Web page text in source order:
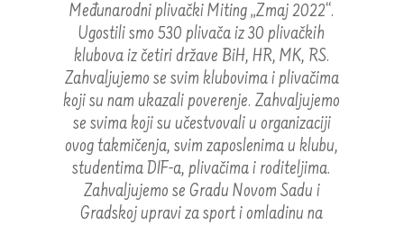
Međunarodni plivački Miting „Zmaj 2022“.
Ugostili smo 530 plivača iz 30 plivačkih
klubova iz četiri države BiH, HR, MK, RS.
Zahvaljujemo se svim klubovima i plivačima
koji su nam ukazali poverenje. Zahvaljujemo
se svima koji su učestvovali u organizaciji
ovog takmičenja, svim zaposlenima u klubu,
studentima DIF-a, plivačima i roditeljima.
Zahvaljujemo se Gradu Novom Sadu i
Gradskoj upravi za sport i omladinu na